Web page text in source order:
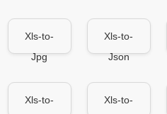
Xls-to-
Jpg
Xls-to-
Json
Xls-to-
Xls-to-